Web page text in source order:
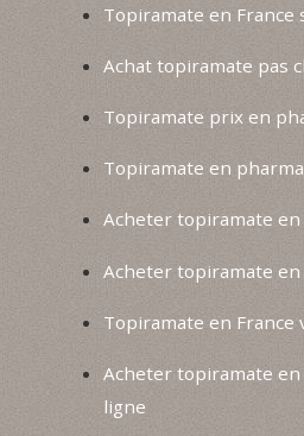
Topiramate en France
Achat topiramate pas
Topiramate prix en
Topiramate en
Acheter topiramate
Acheter topiramate en
Topiramate en France
Acheter topiramate
ligne